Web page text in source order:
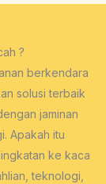
?
berkendara
solusi terbaik
jaminan
Apakah itu
ke kaca
teknologi,